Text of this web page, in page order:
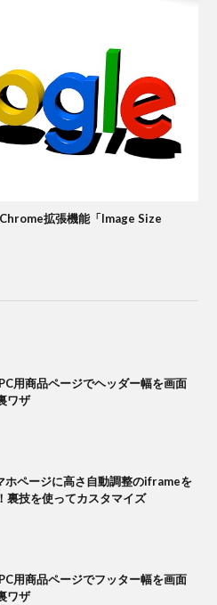
拡張機能「Image Size
用商品ページでヘッダー幅を画面
ワザ
ホページに高さ自動調整のiframeを
裏技を使ってカスタマイズ
用商品ページでフッター幅を画面
ワザ